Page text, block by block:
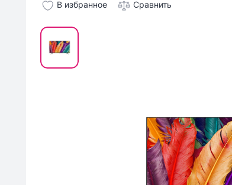
В избранное Сравнить